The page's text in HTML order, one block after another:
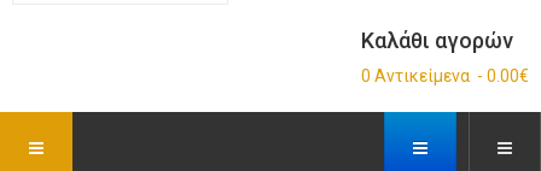
Καλάθι αγορών
0 Αντικείμενα - 0.00€